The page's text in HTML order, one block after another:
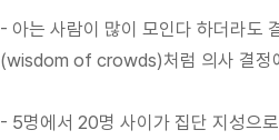
- 아는 사람이 많이 모인다 하더라도
(wisdom of crowds)처럼 의사 결정
- 5명에서 20명 사이가 집단 지성으